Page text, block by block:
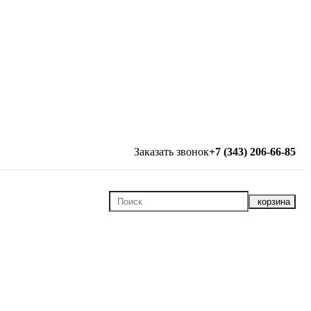
Заказать звонок+7 (343) 206-66-85
корзина